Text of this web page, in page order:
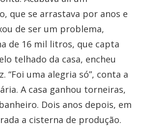
que se arrastava por anos e
de ser um problema,
de 16 mil litros, que capta
telhado da casa, encheu
“Foi uma alegria só”, conta a
A casa ganhou torneiras,
Dois anos depois, em
a cisterna de produção.